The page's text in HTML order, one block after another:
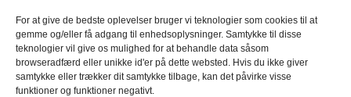
For at give de bedste oplevelser bruger vi teknologier som cookies til at
gemme og/eller få adgang til enhedsoplysninger. Samtykke til disse
teknologier vil give os mulighed for at behandle data såsom
browseradfærd eller unikke id'er på dette websted. Hvis du ikke giver
samtykke eller trækker dit samtykke tilbage, kan det påvirke visse
funktioner og funktioner negativt.
Kundeservice
FAQ – Ofte stillede spørgsmål
Om Bagetid.dk